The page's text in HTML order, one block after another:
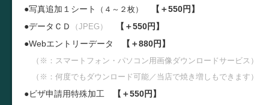
●写真追加１シート （４～２枚）
【＋550円】
●データＣＤ
（JPEG）
【＋550円】
●Webエントリーデータ 【＋880円】
（※：スマートフォン・パソコン用画像ダウンロードサービス）
（※：何度でもダウンロード可能／当店で焼き増しもできます）
●ビザ申請用特殊加工
【＋550円】